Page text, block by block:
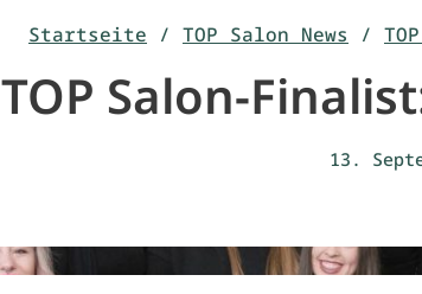
Startseite / TOP Salon News /
TOP Salon-
13.